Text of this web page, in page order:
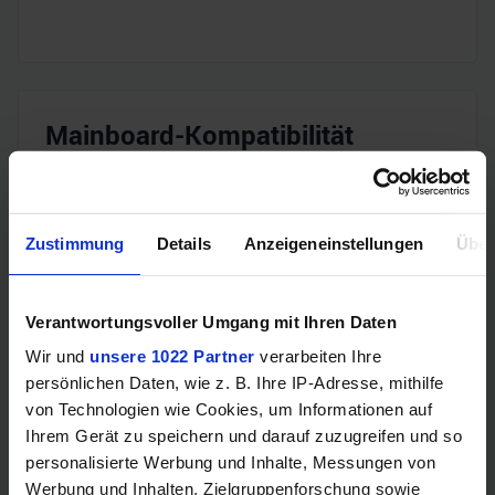
Zustimmung Details Anzeigeneinstellungen
Verantwortungsvoller Umgang mit Ihren Daten
Wir und unsere 1022 Partner verarbeiten Ihre
persönlichen Daten, wie z. B. Ihre IP-Adresse, mithilfe
von Technologien wie Cookies, um Informationen auf
Ihrem Gerät zu speichern und darauf zuzugreifen und so
personalisierte Werbung und Inhalte, Messungen von
Werbung und Inhalten, Zielgruppenforschung sowie
Mainboard-Kompatibilität
Sockel
1200
Chipsatz-Eignung
B560,
H410,
H510,
H570,
Q470,
Z490,
Z590,